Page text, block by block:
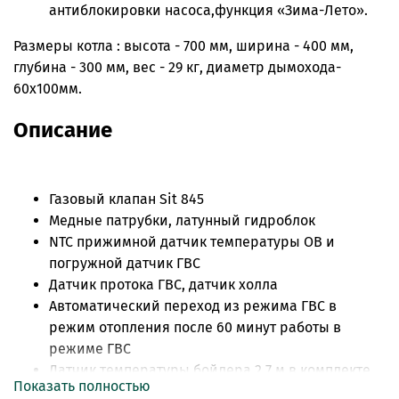
антиблокировки насоса,функция «Зима-Лето».
Размеры котла : высота - 700 мм, ширина - 400 мм,
глубина - 300 мм, вес - 29 кг, диаметр дымохода-
60х100мм.
Описание
Газовый клапан Sit 845
Медные патрубки, латунный гидроблок
NTC прижимной датчик температуры ОВ и
погружной датчик ГВС
Датчик протока ГВС, датчик холла
Автоматический переход из режима ГВС в
режим отопления после 60 минут работы в
режиме ГВС
Датчик температуры бойлера 2,7 м в комплекте
(сразу подключен на плату)
Показать полностью